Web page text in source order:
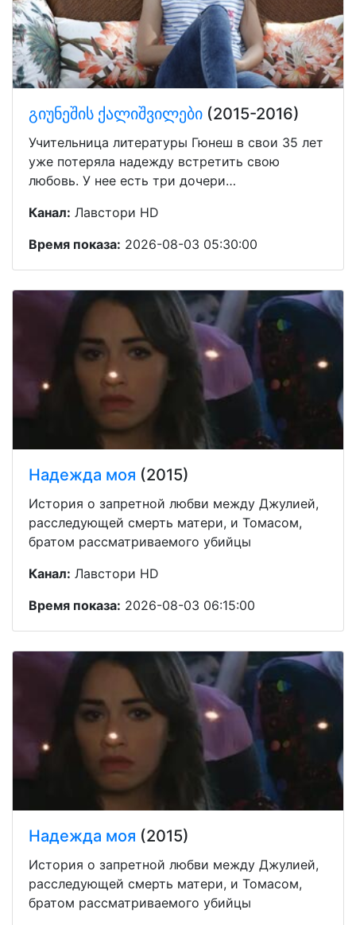
გიუნეშის ქალიშვილები (2015-2016)
Учительница литературы Гюнеш в свои 35 лет
уже потеряла надежду встретить свою
любовь. У нее есть три дочери…
Канал: Лавстори HD
Время показа: 2026-08-03 05:30:00
Надежда моя (2015)
История о запретной любви между Джулией,
расследующей смерть матери, и Томасом,
братом рассматриваемого убийцы
Канал: Лавстори HD
Время показа: 2026-08-03 06:15:00
Надежда моя (2015)
История о запретной любви между Джулией,
расследующей смерть матери, и Томасом,
братом рассматриваемого убийцы